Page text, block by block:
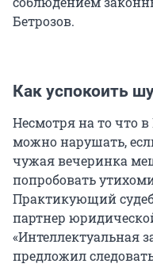
Бетрозов.
Как успокоить
Несмотря на то что
можно нарушать,
чужая вечеринка
попробовать
Практикующий
партнер
предложил